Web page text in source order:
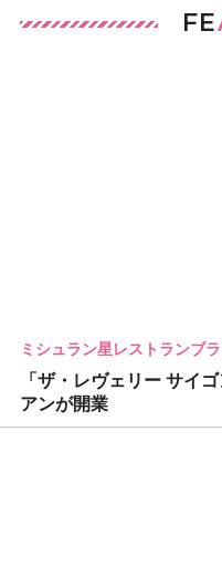
FE
ミシュラン星レストランブ
「ザ・レヴェリー サイ
アンが開業